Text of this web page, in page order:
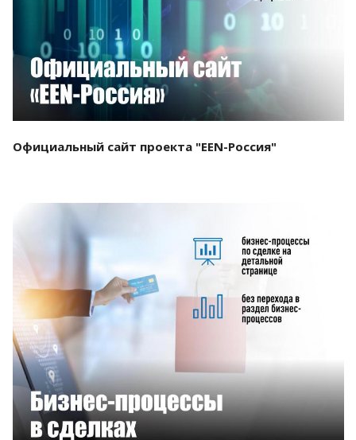
Смотреть проект
Официальный сайт проекта "EEN-Россия"